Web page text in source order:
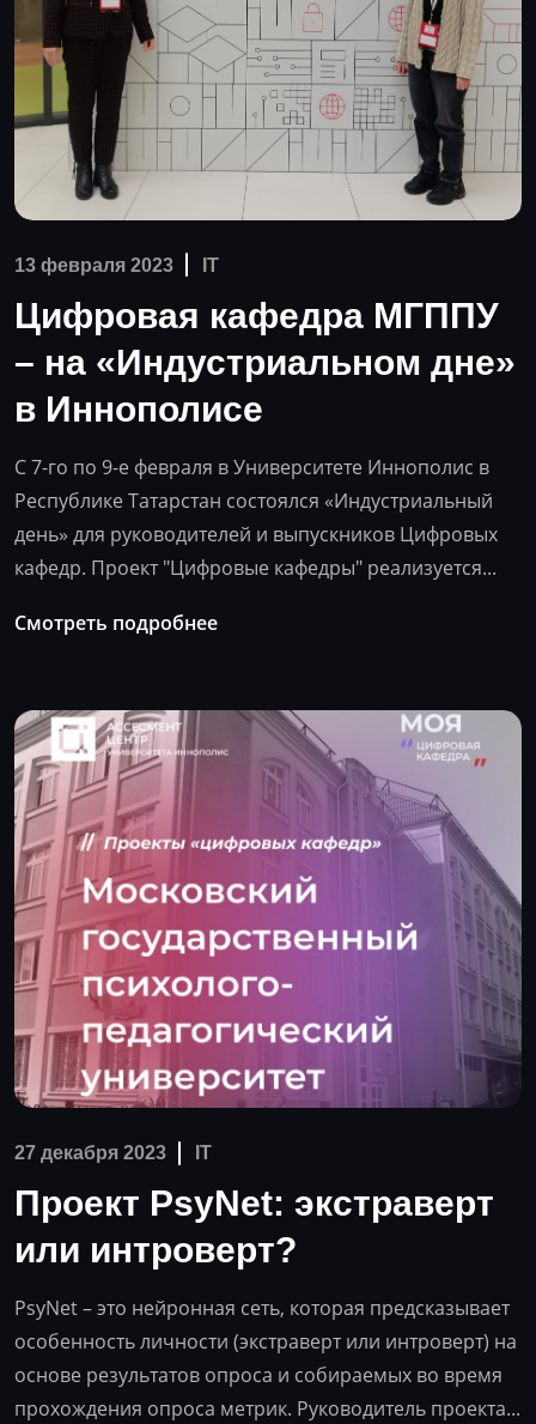
13 февраля 2023 IT
Цифровая кафедра МГППУ
– на «Индустриальном дне»
в Иннополисе
С 7-го по 9-е февраля в Университете Иннополис в
Республике Татарстан состоялся «Индустриальный
день» для руководителей и выпускников Цифровых
кафедр. Проект "Цифровые кафедры" реализуется...
Смотреть подробнее
27 декабря 2023 IT
Проект PsyNet: экстраверт
или интроверт?
PsyNet – это нейронная сеть, которая предсказывает
особенность личности (экстраверт или интроверт) на
основе результатов опроса и собираемых во время
прохождения опроса метрик. Руководитель проекта...